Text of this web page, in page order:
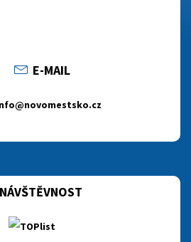
E-MAIL
NÁVŠTĚVNOST